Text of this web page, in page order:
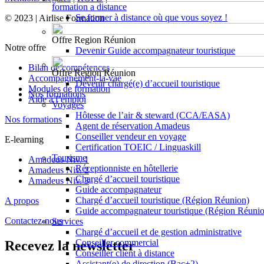
formation a distance
Se former à distance où que vous soyez !
Offre Region Réunion
Devenir Guide accompagnateur touristique
Offre Region Réunion
Devenir chargé(e) d’accueil touristique
Nos formations
Voyages
Hôtesse de l’air & steward (CCA/EASA)
Agent de réservation Amadeus
Conseiller vendeur en voyage
Certification TOEIC / Linguaskill
Tourisme
Réceptionniste en hôtellerie
Chargé d’accueil touristique
Guide accompagnateur
Chargé d’accueil touristique (Région Réunion)
Guide accompagnateur touristique (Région
Services
Chargé d’accueil et de gestion administrative
Conseiller commercial
Conseiller client à distance
© 2023 | Airlise Formation
Notre offre
Bilan de compétences
Accompagnement-la-vae
Modules de formation
Aide à l’emploi
Nos formations
E-learning
Amadeus Niv. 1
Amadeus Niv. 2
Amadeus Niv. 3
A propos
Contactez-nous
Recevez la newsletter